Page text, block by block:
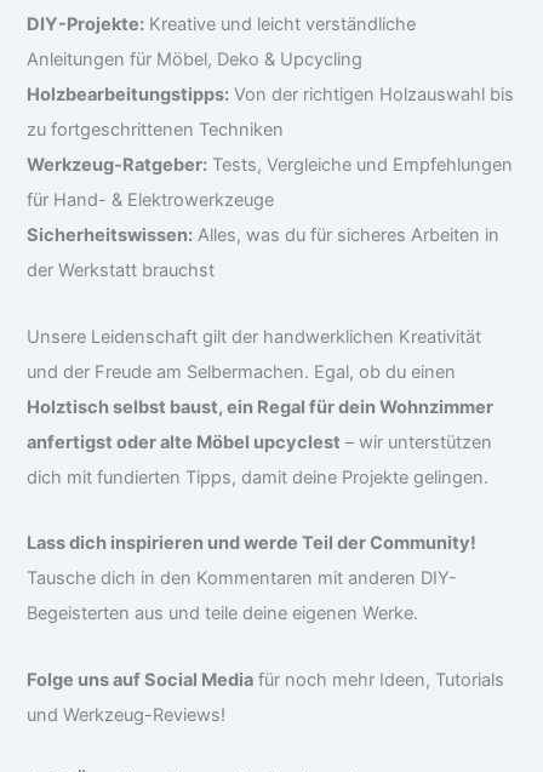
DIY-Projekte: Kreative und leicht verständliche
Anleitungen für Möbel, Deko & Upcycling
Holzbearbeitungstipps: Von der richtigen Holzauswahl bis
zu fortgeschrittenen Techniken
Werkzeug-Ratgeber: Tests, Vergleiche und Empfehlungen
für Hand- & Elektrowerkzeuge
Sicherheitswissen: Alles, was du für sicheres Arbeiten in
der Werkstatt brauchst
Unsere Leidenschaft gilt der handwerklichen Kreativität
und der Freude am Selbermachen. Egal, ob du einen
Holztisch selbst baust, ein Regal für dein Wohnzimmer
anfertigst oder alte Möbel upcyclest – wir unterstützen
dich mit fundierten Tipps, damit deine Projekte gelingen.
Lass dich inspirieren und werde Teil der Community!
Tausche dich in den Kommentaren mit anderen DIY-
Begeisterten aus und teile deine eigenen Werke.
Folge uns auf Social Media für noch mehr Ideen, Tutorials
und Werkzeug-Reviews!